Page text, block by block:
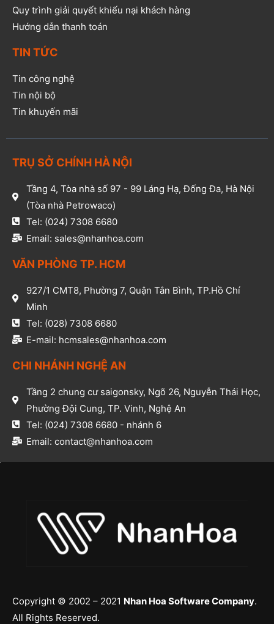
Quy trình giải quyết khiếu nại khách hàng
Hướng dẫn thanh toán
TIN TỨC
Tin công nghệ
Tin nội bộ
Tin khuyến mãi
TRỤ SỞ CHÍNH HÀ NỘI
Tầng 4, Tòa nhà số 97 - 99 Láng Hạ, Đống Đa, Hà Nội
(Tòa nhà Petrowaco)
Tel: (024) 7308 6680
Email: sales@nhanhoa.com
VĂN PHÒNG TP. HCM​
927/1 CMT8, Phường 7, Quận Tân Bình, TP.Hồ Chí
Minh​
Tel: (028) 7308 6680​
E-mail: hcmsales@nhanhoa.com​
CHI NHÁNH NGHỆ AN​
Tầng 2 chung cư saigonsky, Ngõ 26, Nguyễn Thái Học,
Phường Đội Cung, TP. Vinh, Nghệ An​
Tel: (024) 7308 6680 - nhánh 6​
Email: contact@nhanhoa.com​
Copyright © 2002 – 2021 Nhan Hoa Software Company.
All Rights Reserved.